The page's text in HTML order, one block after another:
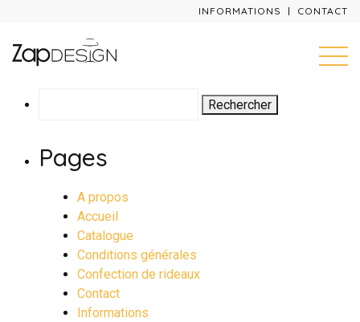
INFORMATIONS CONTACT
Pages
A propos
Accueil
Catalogue
Conditions générales
Confection de rideaux
Contact
Informations